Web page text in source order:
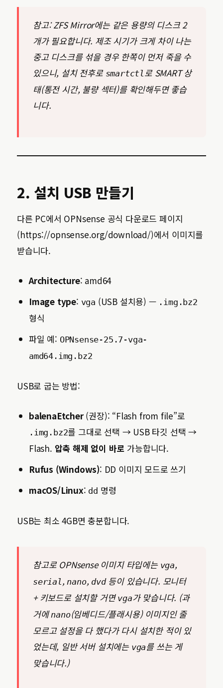
참고: ZFS Mirror에는 같은 용량의 디스크 2
개가 필요합니다. 제조 시기가 크게 차이 나는
중고 디스크를 섞을 경우 한쪽이 먼저 죽을 수
있으니, 설치 전후로 smartctl로 SMART 상
태(통전 시간, 불량 섹터)를 확인해두면 좋습
니다.
2. 설치 USB 만들기
다른 PC에서 OPNsense 공식 다운로드 페이지
(https://opnsense.org/download/)에서 이미지를
받습니다.
Architecture: amd64
Image type: vga (USB 설치용) — .img.bz2
형식
파일 예: OPNsense-25.7-vga-
amd64.img.bz2
USB로 굽는 방법:
balenaEtcher(권장): “Flash from file”로
.img.bz2를 그대로 선택 → USB 타깃 선택 →
Flash. 압축 해제 없이 바로 가능합니다.
Rufus (Windows): DD 이미지 모드로 쓰기
macOS/Linux: dd 명령
USB는 최소 4GB면 충분합니다.
참고로 OPNsense 이미지 타입에는 vga,
serial,nano, dvd등이 있습니다. 모니터
+ 키보드로 설치할 거면 vga가 맞습니다. (과
거에nano(임베디드/플래시용) 이미지인 줄
모르고 설정을 다 했다가 다시 설치한 적이 있
었는데, 일반 서버 설치에는 vga를 쓰는 게
맞습니다.)